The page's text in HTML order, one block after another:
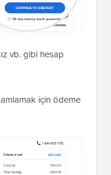
vb. gibi hesap
için ödeme